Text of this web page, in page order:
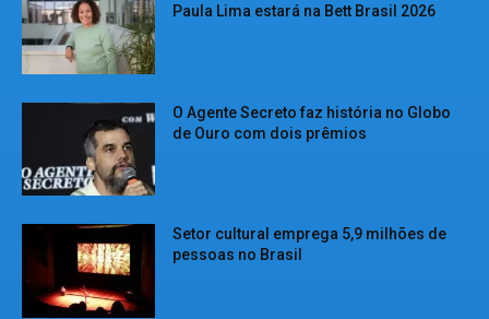
Paula Lima estará na Bett Brasil 2026
O Agente Secreto faz história no Globo
de Ouro com dois prêmios
Setor cultural emprega 5,9 milhões de
pessoas no Brasil